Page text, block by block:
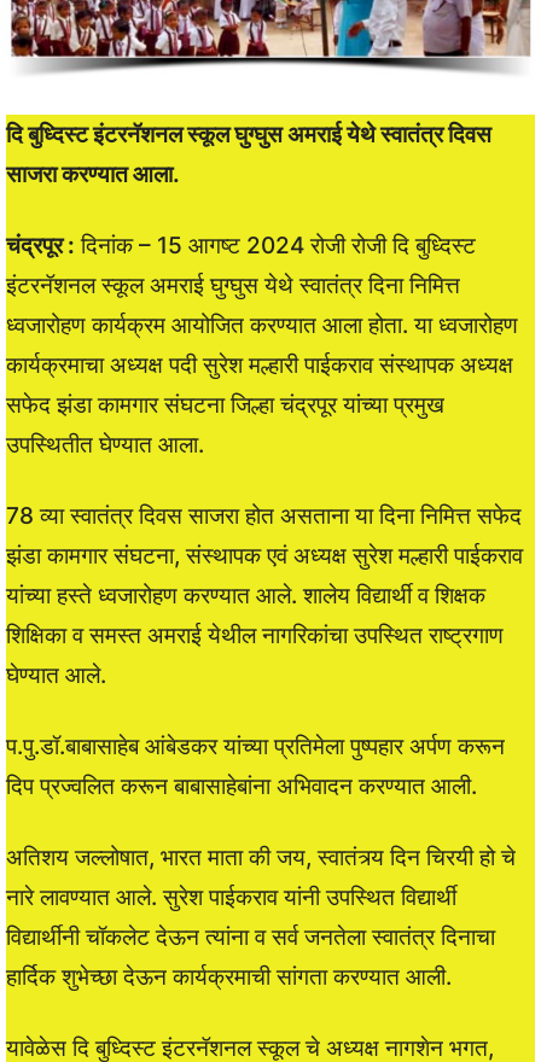
दि बुध्दिस्ट इंटरनॅशनल स्कूल घुग्घुस अमराई येथे स्वातंत्र दिवस
साजरा करण्यात आला.
चंद्रपूर : दिनांक – 15 आगष्ट 2024 रोजी रोजी दि बुध्दिस्ट
इंटरनॅशनल स्कूल अमराई घुग्घुस येथे स्वातंत्र दिना निमित्त
ध्वजारोहण कार्यक्रम आयोजित करण्यात आला होता. या ध्वजारोहण
कार्यक्रमाचा अध्यक्ष पदी सुरेश मल्हारी पाईकराव संस्थापक अध्यक्ष
सफेद झंडा कामगार संघटना जिल्हा चंद्रपूर यांच्या प्रमुख
उपस्थितीत घेण्यात आला.
78 व्या स्वातंत्र दिवस साजरा होत असताना या दिना निमित्त सफेद
झंडा कामगार संघटना, संस्थापक एवं अध्यक्ष सुरेश मल्हारी पाईकराव
यांच्या हस्ते ध्वजारोहण करण्यात आले. शालेय विद्यार्थी व शिक्षक
शिक्षिका व समस्त अमराई येथील नागरिकांचा उपस्थित राष्ट्रगाण
घेण्यात आले.
प.पु.डॉ.बाबासाहेब आंबेडकर यांच्या प्रतिमेला पुष्पहार अर्पण करून
दिप प्रज्वलित करून बाबासाहेबांना अभिवादन करण्यात आली.
अतिशय जल्लोषात, भारत माता की जय, स्वातंत्र्य दिन चिरयी हो चे
नारे लावण्यात आले. सुरेश पाईकराव यांनी उपस्थित विद्यार्थी
विद्यार्थीनी चॉकलेट देऊन त्यांना व सर्व जनतेला स्वातंत्र दिनाचा
हार्दिक शुभेच्छा देऊन कार्यक्रमाची सांगता करण्यात आली.
यावेळेस दि बुध्दिस्ट इंटरनॅशनल स्कूल चे अध्यक्ष नागशेन भगत,